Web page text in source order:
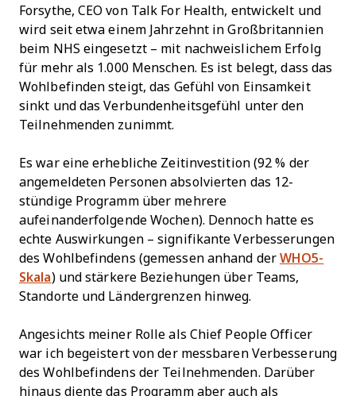
Forsythe, CEO von Talk For Health, entwickelt und
wird seit etwa einem Jahrzehnt in Großbritannien
beim NHS eingesetzt – mit nachweislichem Erfolg
für mehr als 1.000 Menschen. Es ist belegt, dass das
Wohlbefinden steigt, das Gefühl von Einsamkeit
sinkt und das Verbundenheitsgefühl unter den
Teilnehmenden zunimmt.
Es war eine erhebliche Zeitinvestition (92 % der
angemeldeten Personen absolvierten das 12-
stündige Programm über mehrere
aufeinanderfolgende Wochen). Dennoch hatte es
echte Auswirkungen – signifikante Verbesserungen
des Wohlbefindens (gemessen anhand der WHO5-
Skala) und stärkere Beziehungen über Teams,
Standorte und Ländergrenzen hinweg.
Angesichts meiner Rolle als Chief People Officer
war ich begeistert von der messbaren Verbesserung
des Wohlbefindens der Teilnehmenden. Darüber
hinaus diente das Programm aber auch als